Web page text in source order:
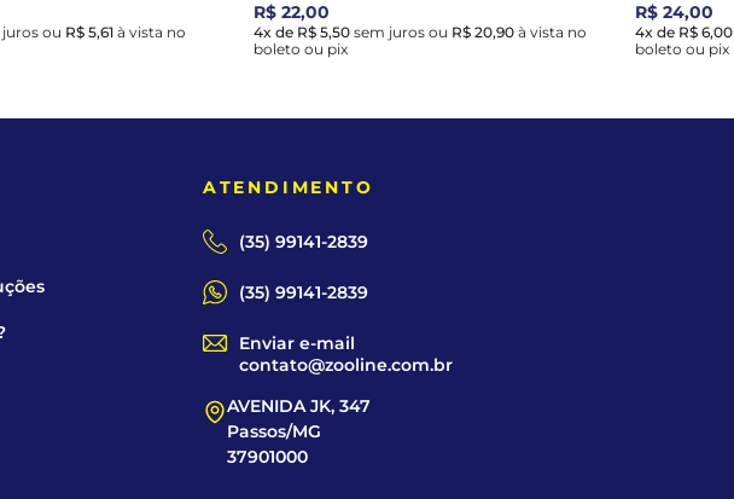
ou R$ 5,61 à vista no
R$ 22,00
4x de R$ 5,50 sem juros ou R$ 20,90 à vista no
boleto ou pix
R$ 24,00
4x de R$ 6,00
boleto ou pix
ATENDIMENTO
(35) 99141-2839
(35) 99141-2839
Enviar e-mail
contato@zooline.com.br
AVENIDA JK, 347
Passos/MG
37901000